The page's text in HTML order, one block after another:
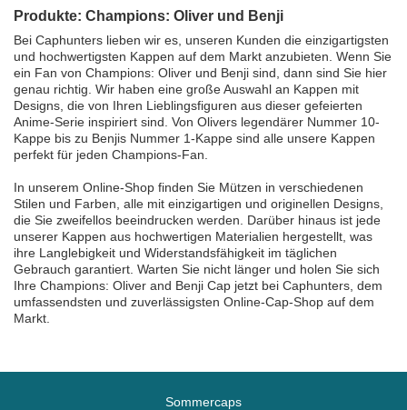
Produkte: Champions: Oliver und Benji
Bei Caphunters lieben wir es, unseren Kunden die einzigartigsten
und hochwertigsten Kappen auf dem Markt anzubieten. Wenn Sie
ein Fan von Champions: Oliver und Benji sind, dann sind Sie hier
genau richtig. Wir haben eine große Auswahl an Kappen mit
Designs, die von Ihren Lieblingsfiguren aus dieser gefeierten
Anime-Serie inspiriert sind. Von Olivers legendärer Nummer 10-
Kappe bis zu Benjis Nummer 1-Kappe sind alle unsere Kappen
perfekt für jeden Champions-Fan.
In unserem Online-Shop finden Sie Mützen in verschiedenen
Stilen und Farben, alle mit einzigartigen und originellen Designs,
die Sie zweifellos beeindrucken werden. Darüber hinaus ist jede
unserer Kappen aus hochwertigen Materialien hergestellt, was
ihre Langlebigkeit und Widerstandsfähigkeit im täglichen
Gebrauch garantiert. Warten Sie nicht länger und holen Sie sich
Ihre Champions: Oliver and Benji Cap jetzt bei Caphunters, dem
umfassendsten und zuverlässigsten Online-Cap-Shop auf dem
Markt.
Sommercaps